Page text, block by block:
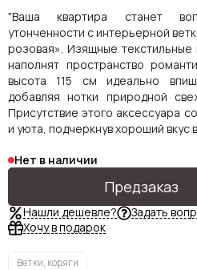
"Ваша квартира станет
утонченности с интерьерной
розовая». Изящные текстильные
наполнят пространство
высота 115 см идеально
добавляя нотки природной
Присутствие этого аксессуара
и уюта, подчеркнув хороший вкус
Нет в наличии
Предзаказ
Нашли дешевле? Задать
Хочу в подарок
Ветки, коряги